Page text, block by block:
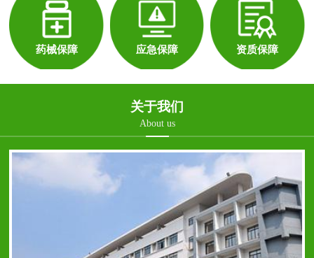
药械保障 应急保障 资质保障
关于我们
About us